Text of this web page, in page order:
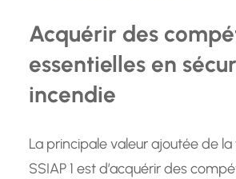
Acquérir des
essentielles en
incendie
La principale valeur ajoutée de
SSIAP 1 est d’acquérir des